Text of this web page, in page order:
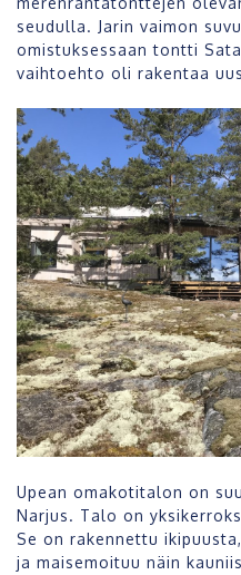
seudulla. Jarin vaimon
omistuksessaan tontti
vaihtoehto oli rakentaa
Upean omakotitalon on
Narjus. Talo on
Se on rakennettu
ja maisemoituu näin